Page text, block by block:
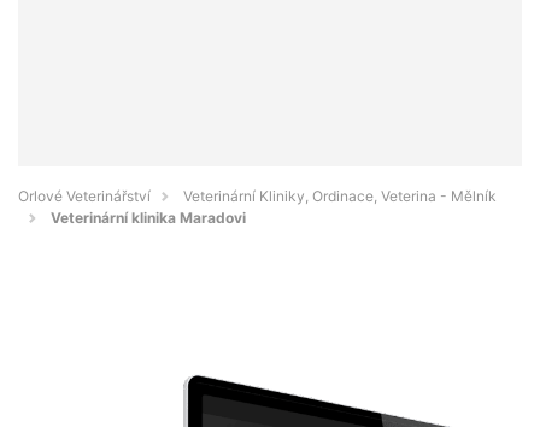
Orlové Veterinářství
Veterinární Kliniky, Ordinace, Veterina - Mělník
Veterinární klinika Maradovi